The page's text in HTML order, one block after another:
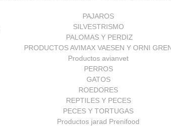
PAJAROS
SILVESTRISMO
PALOMAS Y PERDIZ
PRODUCTOS AVIMAX VAESEN Y ORNI
Productos avianvet
PERROS
GATOS
ROEDORES
REPTILES Y PECES
PECES Y TORTUGAS
Productos jarad Prenifood